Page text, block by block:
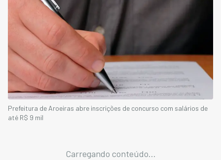
Prefeitura de Aroeiras abre inscrições de concurso com salários de
até R$ 9 mil
Carregando conteúdo...